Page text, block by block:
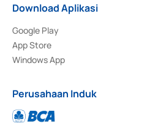
Download Aplikasi
Google Play
App Store
Windows App
Perusahaan Induk